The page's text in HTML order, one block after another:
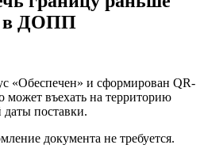
в ДОПП
«Обеспечен» и сформирован QR-
может въехать на территорию
даты поставки.
документа не требуется.